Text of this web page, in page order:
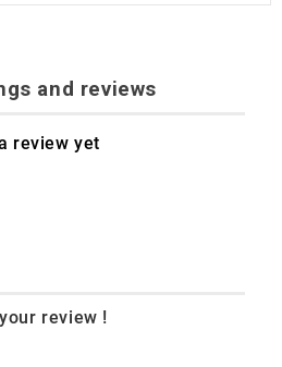
and reviews
review yet
review !